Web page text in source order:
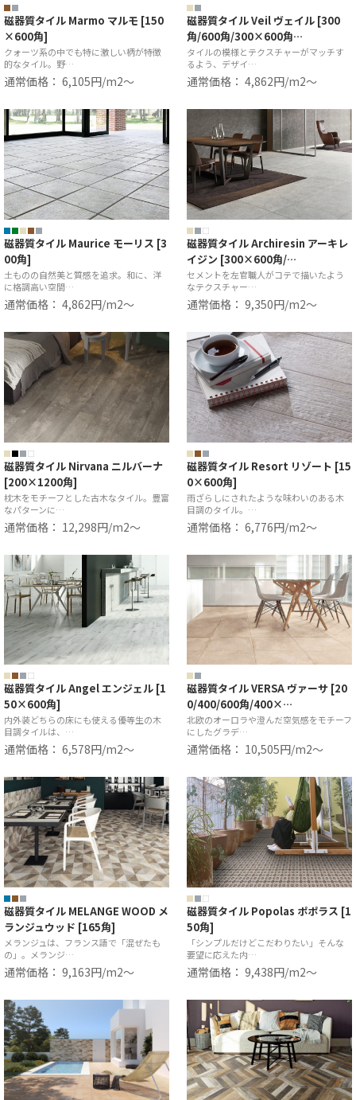
磁器質タイル Marmo マルモ [150
×600角]
クォーツ系の中でも特に激しい柄が特徴
的なタイル。野…
通常価格： 6,105円/m2〜
磁器質タイル Veil ヴェイル [300
角/600角/300×600角…
タイルの模様とテクスチャーがマッチす
るよう、デザイ…
通常価格： 4,862円/m2〜
磁器質タイル Maurice モーリス [3
00角]
土ものの自然美と質感を追求。和に、洋
に格調高い空間…
通常価格： 4,862円/m2〜
磁器質タイル Archiresin アーキレ
イジン [300×600角/…
セメントを左官職人がコテで描いたよう
なテクスチャー…
通常価格： 9,350円/m2〜
磁器質タイル Nirvana ニルバーナ
[200×1200角]
枕木をモチーフとした古木なタイル。豊富
なパターンに…
通常価格： 12,298円/m2〜
磁器質タイル Resort リゾート [15
0×600角]
雨ざらしにされたような味わいのある木
目調のタイル。…
通常価格： 6,776円/m2〜
磁器質タイル Angel エンジェル [1
50×600角]
内外装どちらの床にも使える優等生の木
目調タイルは、…
通常価格： 6,578円/m2〜
磁器質タイル VERSA ヴァーサ [20
0/400/600角/400×…
北欧のオーロラや澄んだ空気感をモチーフ
にしたグラデ…
通常価格： 10,505円/m2〜
磁器質タイル MELANGE WOOD メ
ランジュウッド [165角]
メランジュは、フランス語で「混ぜたも
の」。メランジ…
通常価格： 9,163円/m2〜
磁器質タイル Popolas ポポラス [1
50角]
「シンプルだけどこだわりたい」そんな
要望に応えた内…
通常価格： 9,438円/m2〜